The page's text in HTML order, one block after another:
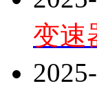
变速